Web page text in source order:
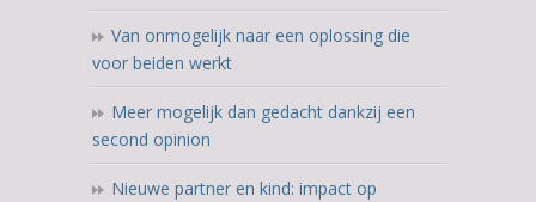
Van onmogelijk naar een oplossing die
voor beiden werkt
Meer mogelijk dan gedacht dankzij een
second opinion
Nieuwe partner en kind: impact op